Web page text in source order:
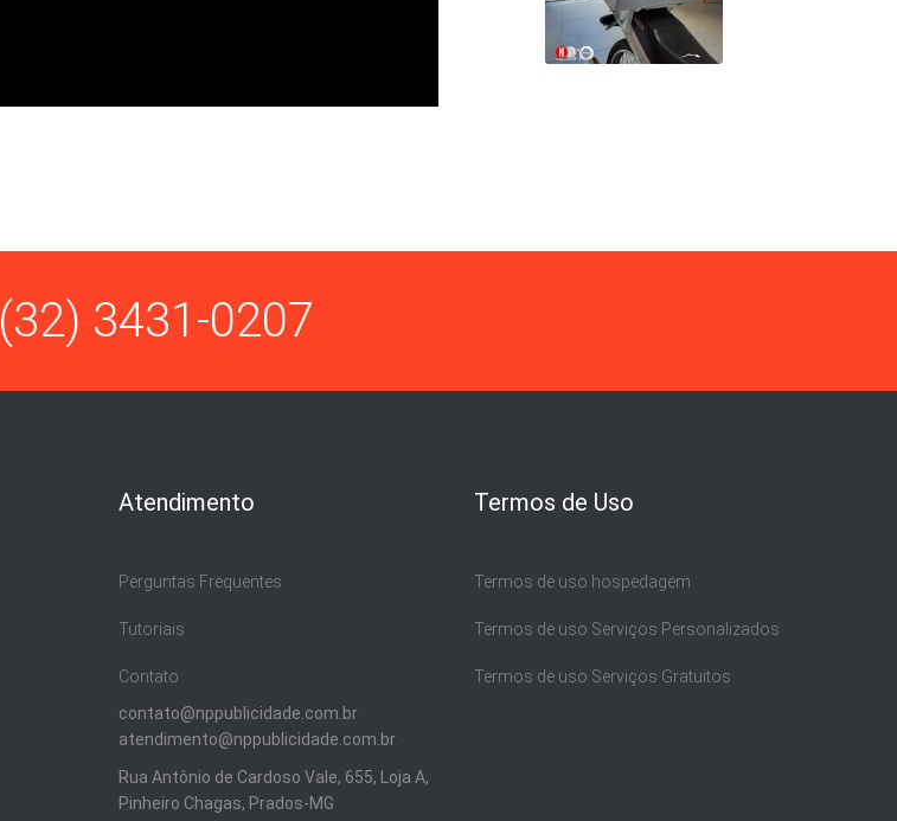
(32) 3431-0207
Atendimento
Perguntas Frequentes
Tutoriais
Contato
contato@nppublicidade.com.br
atendimento@nppublicidade.com.br
Rua Antônio de Cardoso Vale, 655, Loja A,
Pinheiro Chagas, Prados-MG
Termos de Uso
Termos de uso hospedagem
Termos de uso Serviços Personalizados
Termos de uso Serviços Gratuitos